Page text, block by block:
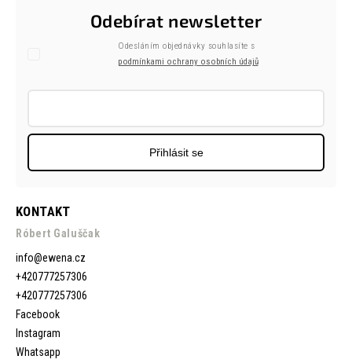
KONTAKT
Róbert Galuščak
info@ewena.cz
+420777257306
+420777257306
Facebook
Instagram
Whatsapp
Odebírat newsletter
Odesláním objednávky souhlasíte s
podmínkami ochrany osobních údajů
Přihlásit se